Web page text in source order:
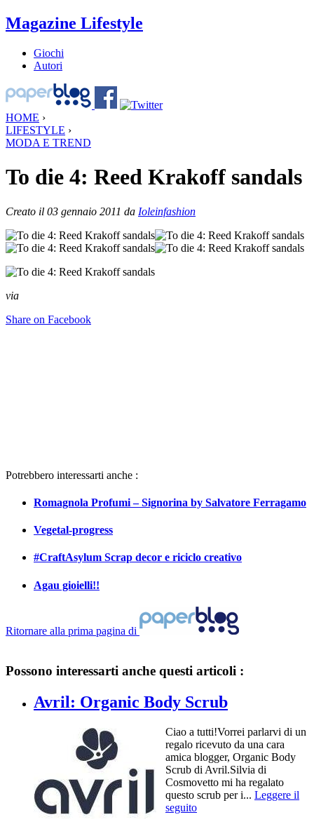
Magazine Lifestyle
Giochi
Autori
HOME ›
LIFESTYLE ›
MODA E TREND
To die 4: Reed Krakoff sandals
Creato il 03 gennaio 2011 da Ioleinfashion
via
Share on Facebook
Potrebbero interessarti anche :
Romagnola Profumi – Signorina by Salvatore Ferragamo
Vegetal-progress
#CraftAsylum Scrap decor e riciclo creativo
Agau gioielli!!
Ritornare alla prima pagina di
Possono interessarti anche questi articoli :
Avril: Organic Body Scrub
Ciao a tutti!Vorrei parlarvi di un
regalo ricevuto da una cara
amica blogger, Organic Body
Scrub di Avril.Silvia di
Cosmovetto mi ha regalato
questo scrub per i... Leggere il
seguito